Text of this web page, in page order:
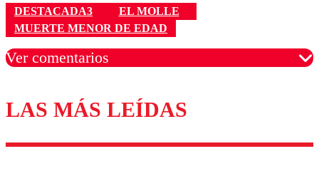
DESTACADA3
EL MOLLE
MUERTE MENOR DE EDAD
Ver comentarios
Los comentarios son moderados para garantizar un
diálogo respetuoso.
LAS MÁS LEÍDAS